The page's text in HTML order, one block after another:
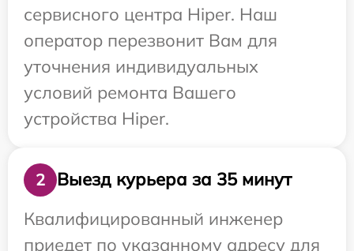
сервисного центра Hiper. Наш
оператор перезвонит Вам для
уточнения индивидуальных
условий ремонта Вашего
устройства Hiper.
2
Выезд курьера за 35 минут
Квалифицированный инженер
приедет по указанному адресу для